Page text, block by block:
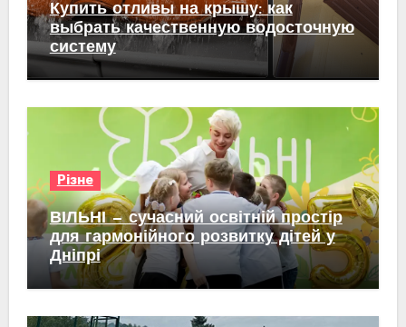
Купить отливы на крышу: как
выбрать качественную водосточную
систему
Різне
ВІЛЬНІ — сучасний освітній простір
для гармонійного розвитку дітей у
Дніпрі